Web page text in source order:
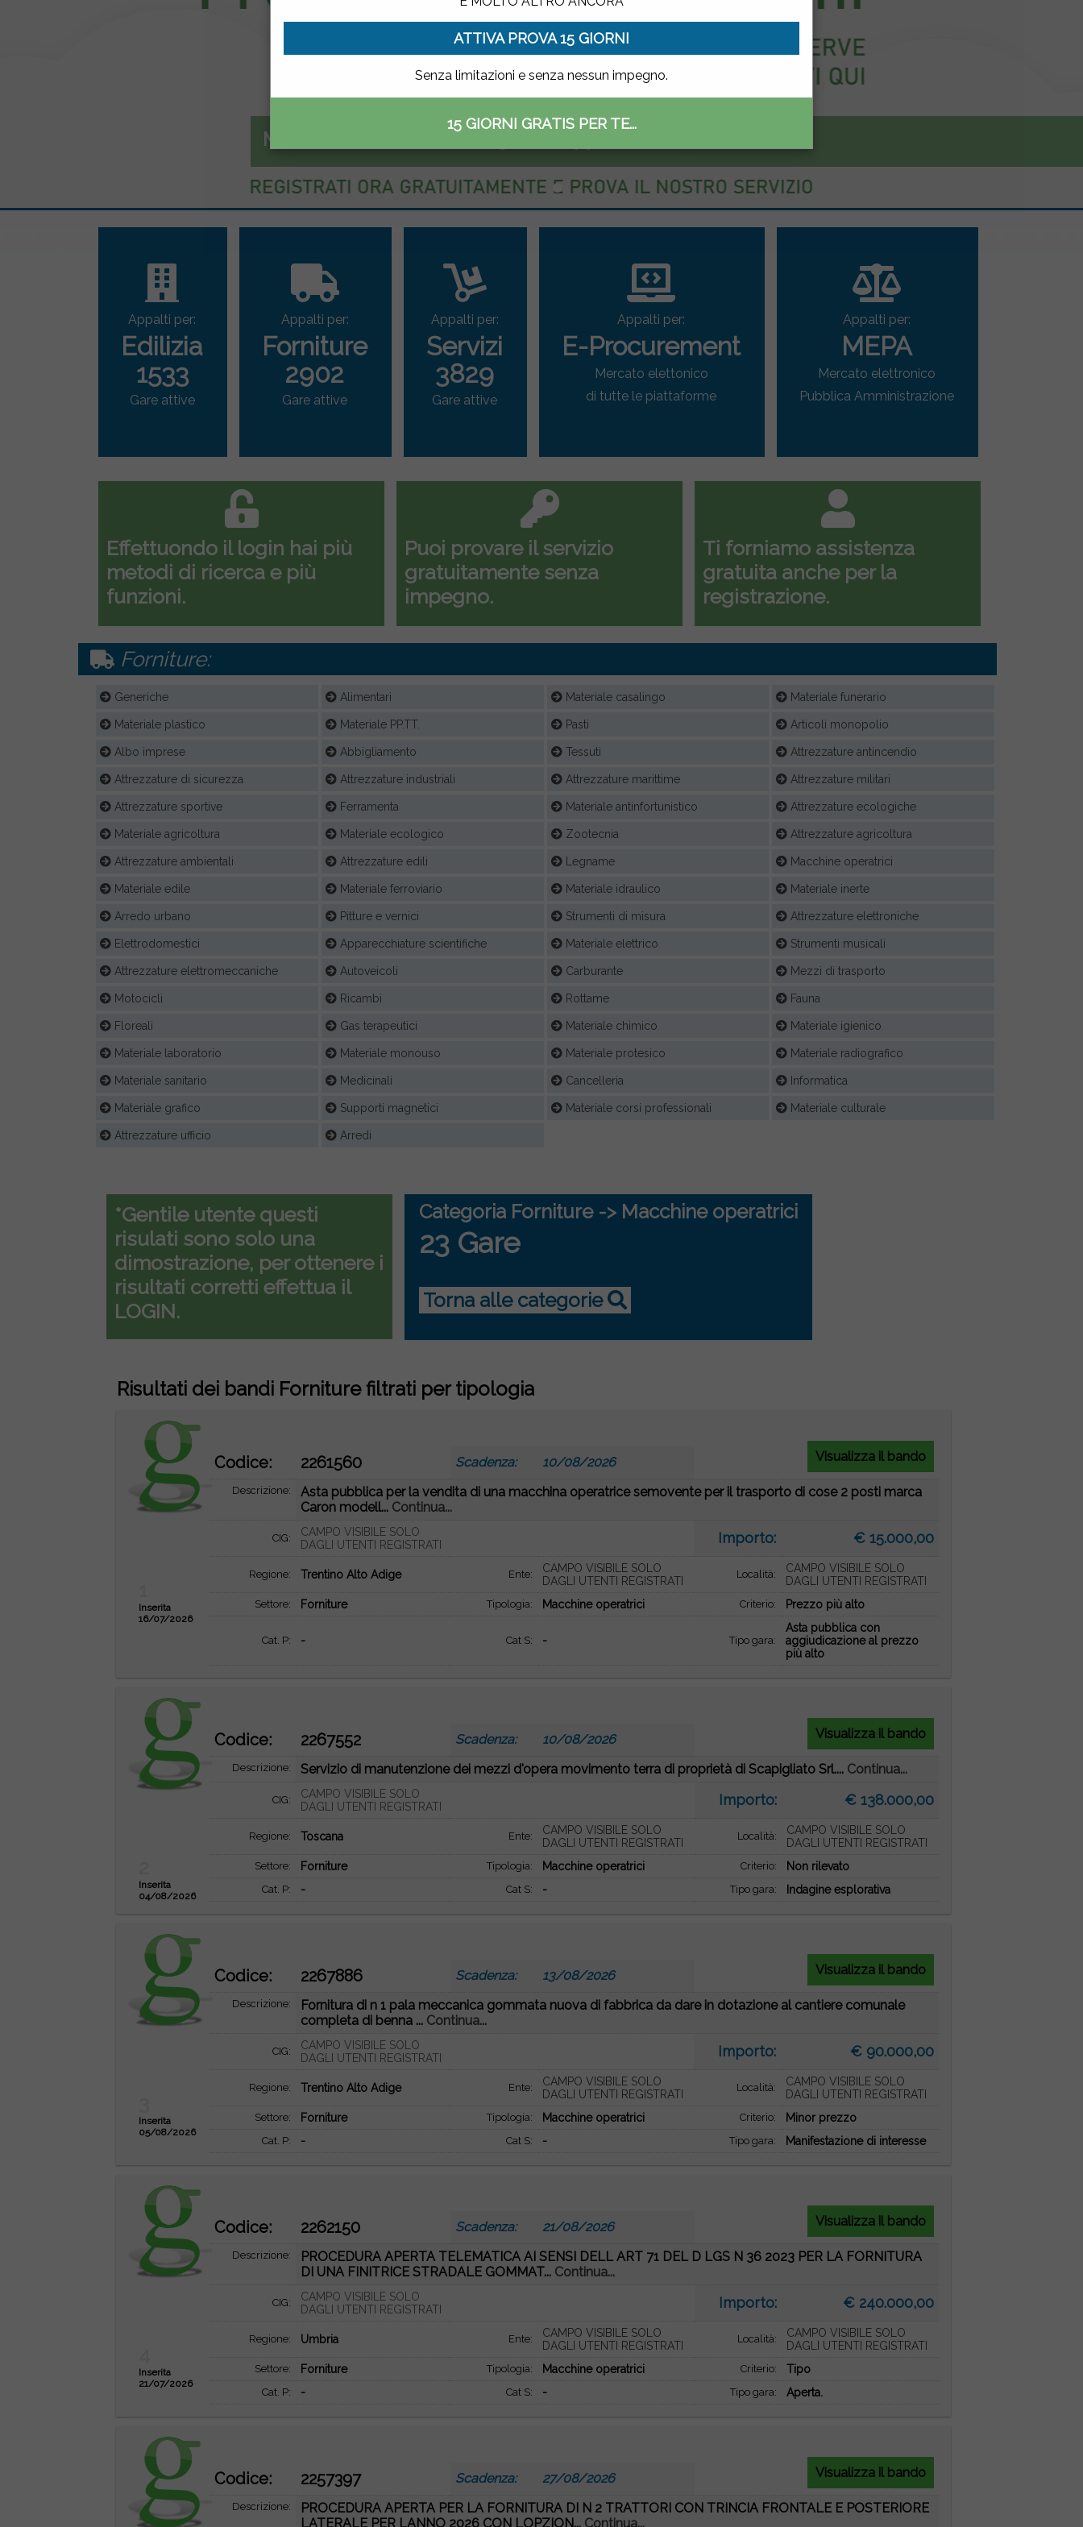
ATTIVA PROVA 15 GIORNI
Senza limitazioni e senza nessun impegno.
15 GIORNI GRATIS PER TE...
Mercato elettronico delle gare di appalto
Appalti per:
Edilizia
1533
Gare attive
Appalti per:
Forniture
2902
Gare attive
Appalti per:
Servizi
3829
Gare attive
Appalti per:
E-Procurement
Mercato elettonico
di tutte le piattaforme
Appalti per:
MEPA
Mercato elettronico
Pubblica Amministrazione
Effettuondo il login hai più
metodi di ricerca e più
funzioni.
Puoi provare il servizio
gratuitamente senza
impegno.
Ti forniamo assistenza
gratuita anche per la
registrazione.
Forniture:
Generiche Alimentari Materiale casalingo Materiale funerario
Materiale plastico Materiale PP.TT. Pasti Articoli monopolio
Albo imprese Abbigliamento Tessuti Attrezzature antincendio
Attrezzature di sicurezza Attrezzature industriali Attrezzature marittime Attrezzature militari
Attrezzature sportive Ferramenta Materiale antinfortunistico Attrezzature ecologiche
Materiale agricoltura Materiale ecologico Zootecnia Attrezzature agricoltura
Attrezzature ambientali Attrezzature edili Legname Macchine operatrici
Materiale edile Materiale ferroviario Materiale idraulico Materiale inerte
Arredo urbano Pitture e vernici Strumenti di misura Attrezzature elettroniche
Elettrodomestici Apparecchiature scientifiche Materiale elettrico Strumenti musicali
Attrezzature elettromeccaniche Autoveicoli Carburante Mezzi di trasporto
Motocicli Ricambi Rottame Fauna
Floreali Gas terapeutici Materiale chimico Materiale igienico
Materiale laboratorio Materiale monouso Materiale protesico Materiale radiografico
Materiale sanitario Medicinali Cancelleria Informatica
Materiale grafico Supporti magnetici Materiale corsi professionali Materiale culturale
Attrezzature ufficio Arredi
*Gentile utente questi
risulati sono solo una
dimostrazione, per ottenere i
risultati corretti effettua il
LOGIN.
Categoria Forniture -> Macchine operatrici
23 Gare
Torna alle categorie
Risultati dei bandi Forniture filtrati per tipologia
Codice: 2261560 Scadenza: 10/08/2026 Visualizza il bando
Inserita
16/07/2026
Descrizione:
Asta pubblica per la vendita di una macchina operatrice semovente per il trasporto di cose 2 posti marca
Caron modell... Continua...
CIG:
CAMPO VISIBILE SOLO
DAGLI UTENTI REGISTRATI
Importo: € 15.000,00
Regione: Trentino Alto Adige Ente:
CAMPO VISIBILE SOLO
DAGLI UTENTI REGISTRATI
Località:
CAMPO VISIBILE SOLO
DAGLI UTENTI REGISTRATI
Settore: Forniture Tipologia: Macchine operatrici Criterio: Prezzo più alto
Cat. P: - Cat S: - Tipo gara:
Asta pubblica con
aggiudicazione al prezzo
più alto
Codice: 2267552 Scadenza: 10/08/2026 Visualizza il bando
Inserita
04/08/2026
Descrizione: Servizio di manutenzione dei mezzi d'opera movimento terra di proprietà di Scapigliato Srl.... Continua...
CIG:
CAMPO VISIBILE SOLO
DAGLI UTENTI REGISTRATI
Importo: € 138.000,00
Regione: Toscana Ente:
CAMPO VISIBILE SOLO
DAGLI UTENTI REGISTRATI
Località:
CAMPO VISIBILE SOLO
DAGLI UTENTI REGISTRATI
Settore: Forniture Tipologia: Macchine operatrici Criterio: Non rilevato
Cat. P: - Cat S: - Tipo gara: Indagine esplorativa
Codice: 2267886 Scadenza: 13/08/2026 Visualizza il bando
Inserita
05/08/2026
Descrizione:
Fornitura di n 1 pala meccanica gommata nuova di fabbrica da dare in dotazione al cantiere comunale
completa di benna ... Continua...
CIG:
CAMPO VISIBILE SOLO
DAGLI UTENTI REGISTRATI
Importo: € 90.000,00
Regione: Trentino Alto Adige Ente:
CAMPO VISIBILE SOLO
DAGLI UTENTI REGISTRATI
Località:
CAMPO VISIBILE SOLO
DAGLI UTENTI REGISTRATI
Settore: Forniture Tipologia: Macchine operatrici Criterio: Minor prezzo
Cat. P: - Cat S: - Tipo gara: Manifestazione di interesse
Codice: 2262150 Scadenza: 21/08/2026 Visualizza il bando
Inserita
21/07/2026
Descrizione:
PROCEDURA APERTA TELEMATICA AI SENSI DELL ART 71 DEL D LGS N 36 2023 PER LA FORNITURA
DI UNA FINITRICE STRADALE GOMMAT... Continua...
CIG:
CAMPO VISIBILE SOLO
DAGLI UTENTI REGISTRATI
Importo: € 240.000,00
Regione: Umbria Ente:
CAMPO VISIBILE SOLO
DAGLI UTENTI REGISTRATI
Località:
CAMPO VISIBILE SOLO
DAGLI UTENTI REGISTRATI
Settore: Forniture Tipologia: Macchine operatrici Criterio: Tipo
Cat. P: - Cat S: - Tipo gara: Aperta.
Codice: 2257397 Scadenza: 27/08/2026 Visualizza il bando
Descrizione:
PROCEDURA APERTA PER LA FORNITURA DI N 2 TRATTORI CON TRINCIA FRONTALE E POSTERIORE
LATERALE PER LANNO 2026 CON LOPZION... Continua...